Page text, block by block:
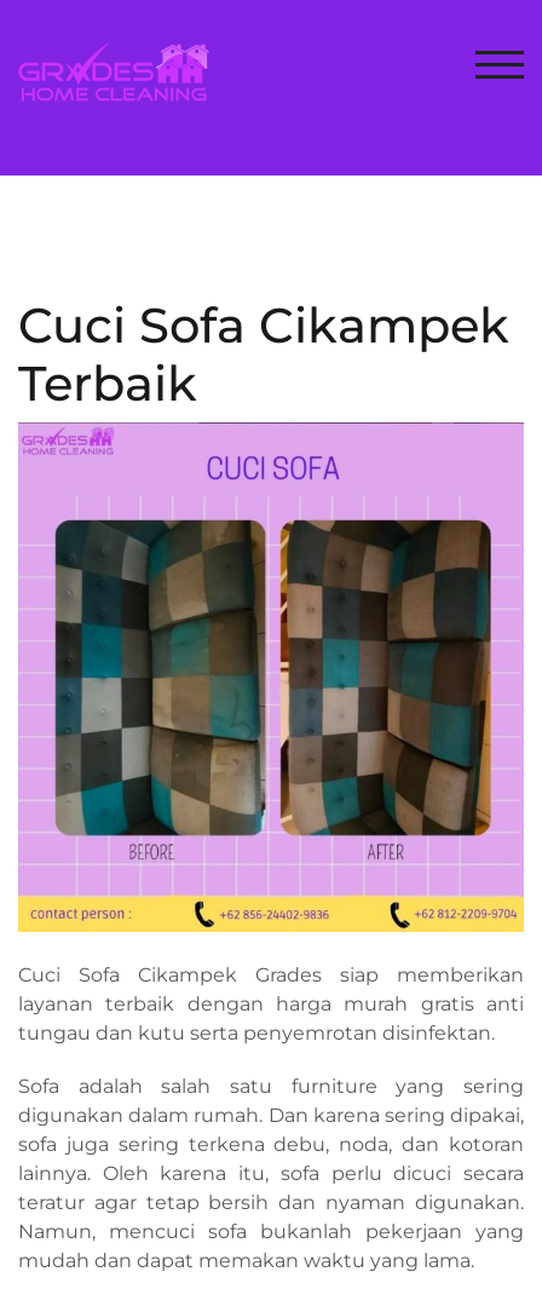
content
Cuci Sofa Cikampek
Terbaik
Cuci Sofa Cikampek Grades siap memberikan
layanan terbaik dengan harga murah gratis anti
tungau dan kutu serta penyemrotan disinfektan.
Sofa adalah salah satu furniture yang sering
digunakan dalam rumah. Dan karena sering dipakai,
sofa juga sering terkena debu, noda, dan kotoran
lainnya. Oleh karena itu, sofa perlu dicuci secara
teratur agar tetap bersih dan nyaman digunakan.
Namun, mencuci sofa bukanlah pekerjaan yang
mudah dan dapat memakan waktu yang lama.